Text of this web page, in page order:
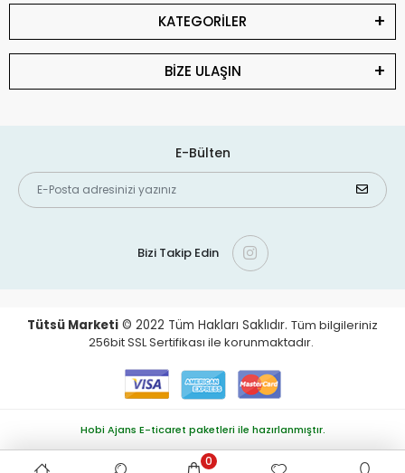
KATEGORİLER
BİZE ULAŞIN
E-Bülten
Bizi Takip Edin
Tütsü Marketi © 2022 Tüm Hakları Saklıdır. Tüm bilgileriniz
256bit SSL Sertifikası ile korunmaktadır.
0
Hobi Ajans E-ticaret paketleri ile hazırlanmıştır.